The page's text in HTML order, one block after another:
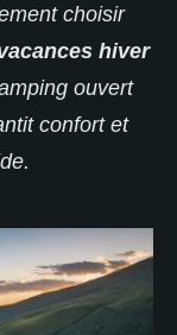
choisir
hiver
ouvert
confort et